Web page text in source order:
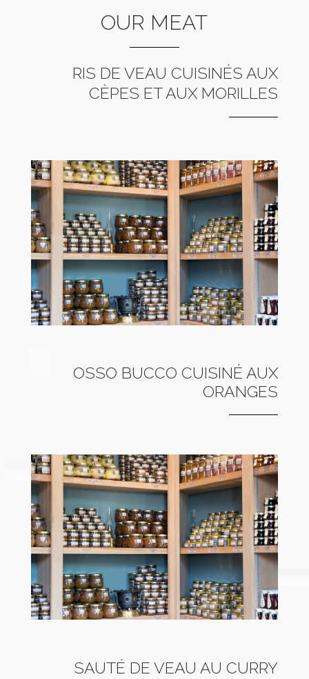
OUR MEAT
RIS DE VEAU CUISINÉS AUX
CÈPES ET AUX MORILLES
OSSO BUCCO CUISINÉ AUX
ORANGES
SAUTÉ DE VEAU AU CURRY